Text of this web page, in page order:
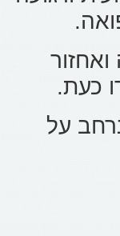
כעת.
על